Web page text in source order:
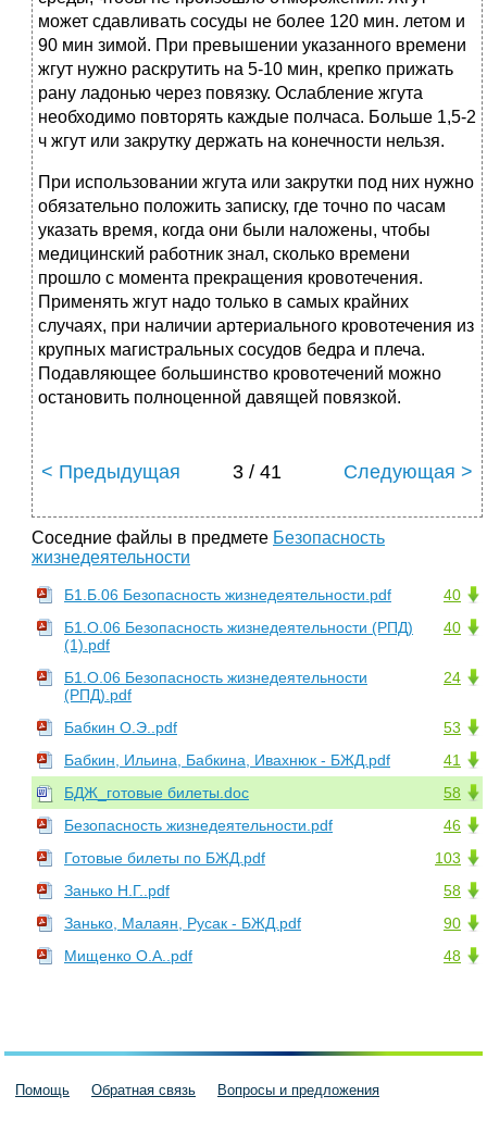
может сдавливать сосуды не более 120 мин. летом и
90 мин зимой. При превышении указанного времени
жгут нужно раскрутить на 5-10 мин, крепко прижать
рану ладонью через повязку. Ослабление жгута
необходимо повторять каждые полчаса. Больше 1,5-2
ч жгут или закрутку держать на конечности нельзя.
При использовании жгута или закрутки под них нужно
обязательно положить записку, где точно по часам
указать время, когда они были наложены, чтобы
медицинский работник знал, сколько времени
прошло с момента прекращения кровотечения.
Применять жгут надо только в самых крайних
случаях, при наличии артериального кровотечения из
крупных магистральных сосудов бедра и плеча.
Подавляющее большинство кровотечений можно
остановить полноценной давящей повязкой.
< Предыдущая 3 / 41 Следующая >
Соседние файлы в предмете Безопасность
жизнедеятельности
40
Б1.Б.06 Безопасность жизнедеятельности.pdf
40
Б1.О.06 Безопасность жизнедеятельности (РПД)
(1).pdf
24
Б1.О.06 Безопасность жизнедеятельности
(РПД).pdf
53
Бабкин О.Э..pdf
41
Бабкин, Ильина, Бабкина, Ивахнюк - БЖД.pdf
58
БДЖ_готовые билеты.doc
46
Безопасность жизнедеятельности.pdf
103
Готовые билеты по БЖД.pdf
58
Занько Н.Г..pdf
90
Занько, Малаян, Русак - БЖД.pdf
48
Мищенко О.А..pdf
Помощь Обратная связь Вопросы и предложения